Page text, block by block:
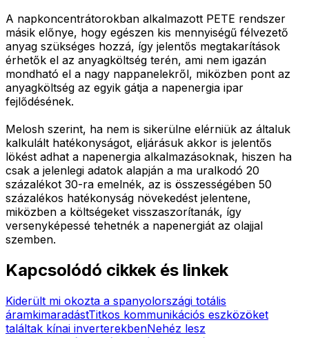
A napkoncentrátorokban alkalmazott PETE rendszer
másik előnye, hogy egészen kis mennyiségű félvezető
anyag szükséges hozzá, így jelentős megtakarítások
érhetők el az anyagköltség terén, ami nem igazán
mondható el a nagy nappanelekről, miközben pont az
anyagköltség az egyik gátja a napenergia ipar
fejlődésének.
Melosh szerint, ha nem is sikerülne elérniük az általuk
kalkulált hatékonyságot, eljárásuk akkor is jelentős
lökést adhat a napenergia alkalmazásoknak, hiszen ha
csak a jelenlegi adatok alapján a ma uralkodó 20
százalékot 30-ra emelnék, az is összességében 50
százalékos hatékonyság növekedést jelentene,
miközben a költségeket visszaszorítanák, így
versenyképessé tehetnék a napenergiát az olajjal
szemben.
Kapcsolódó cikkek és linkek
Kiderült mi okozta a spanyolországi totális
áramkimaradástTitkos kommunikációs eszközöket
találtak kínai inverterekbenNehéz lesz